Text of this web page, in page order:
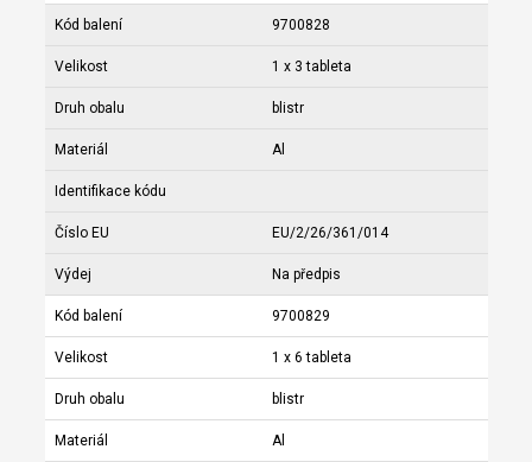
Kód balení 9700828
Velikost 1 x 3 tableta
Druh obalu blistr
Materiál Al
Identifikace kódu
Číslo EU EU/2/26/361/014
Výdej Na předpis
Kód balení 9700829
Velikost 1 x 6 tableta
Druh obalu blistr
Materiál Al